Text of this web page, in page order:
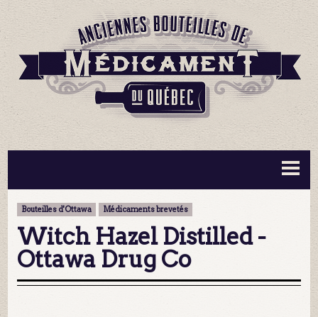
BOUTEILLES ▼
INFORMATION ▼
MA COLLECTION
CONTACT
Bouteilles d'Ottawa Médicaments brevetés
Witch Hazel Distilled -
Ottawa Drug Co